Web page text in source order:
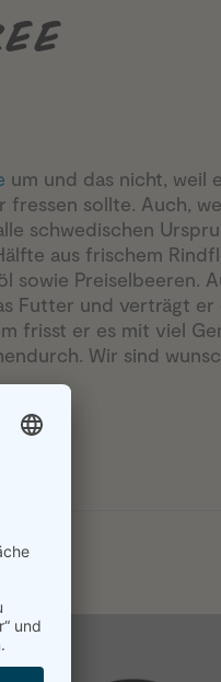
um und das nicht, weil
sollte. Auch,
schwedischen
aus frischem
sowie Preiselbeeren.
Futter und verträgt er
frisst er es mit viel
Wir sind